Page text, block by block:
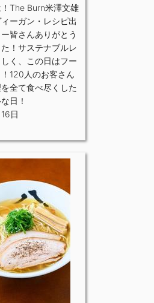
！The Burn米澤文雄
ーガン・レシピ出
皆さんありがとう
！サステナブルレ
く、この日はフー
！120人のお客さん
全て食べ尽くした
日！
日